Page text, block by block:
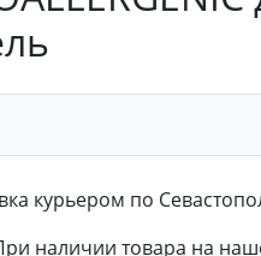
курьером по
наличии товара на